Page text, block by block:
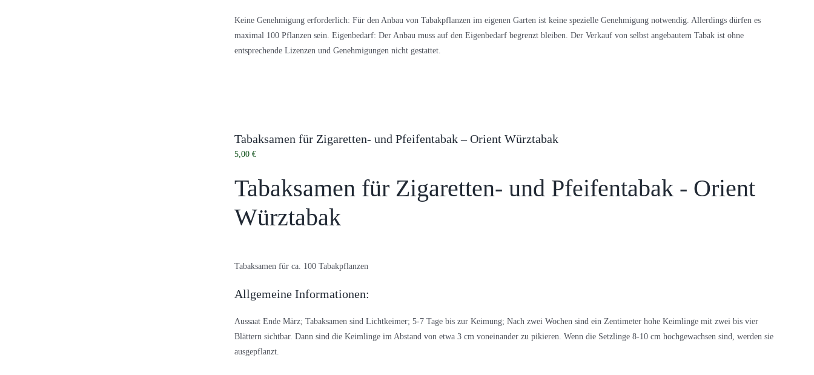
Keine Genehmigung erforderlich: Für den Anbau von Tabakpflanzen im eigenen Garten ist keine spezielle Genehmigung notwendig. Allerdings dürfen es
maximal 100 Pflanzen sein. Eigenbedarf: Der Anbau muss auf den Eigenbedarf begrenzt bleiben. Der Verkauf von selbst angebautem Tabak ist ohne
entsprechende Lizenzen und Genehmigungen nicht gestattet.
Tabaksamen für Zigaretten- und Pfeifentabak – Orient Würztabak
5,00 €
Tabaksamen für Zigaretten- und Pfeifentabak - Orient
Würztabak
Tabaksamen für ca. 100 Tabakpflanzen
Allgemeine Informationen:
Aussaat Ende März; Tabaksamen sind Lichtkeimer; 5-7 Tage bis zur Keimung; Nach zwei Wochen sind ein Zentimeter hohe Keimlinge mit zwei bis vier
Blättern sichtbar. Dann sind die Keimlinge im Abstand von etwa 3 cm voneinander zu pikieren. Wenn die Setzlinge 8-10 cm hochgewachsen sind, werden sie
ausgepflanzt.